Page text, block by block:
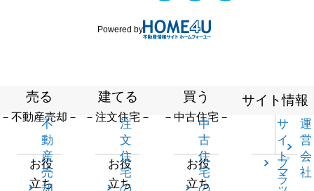
Powered by
売る
－不動産売却－
不
動
産
売
お役
立ち
建てる
－注文住宅－
注
文
住
宅
お役
立ち
買う
－中古住宅－
中
古
住
宅
お役
立ち
サイト情報
サ
イ
ト
マ
運
営
会
社
プ
ラ